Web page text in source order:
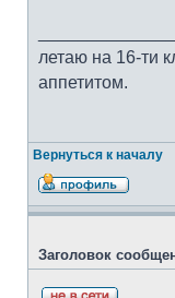
летаю на 16-ти
аппетитом.
Вернуться к началу
Заголовок